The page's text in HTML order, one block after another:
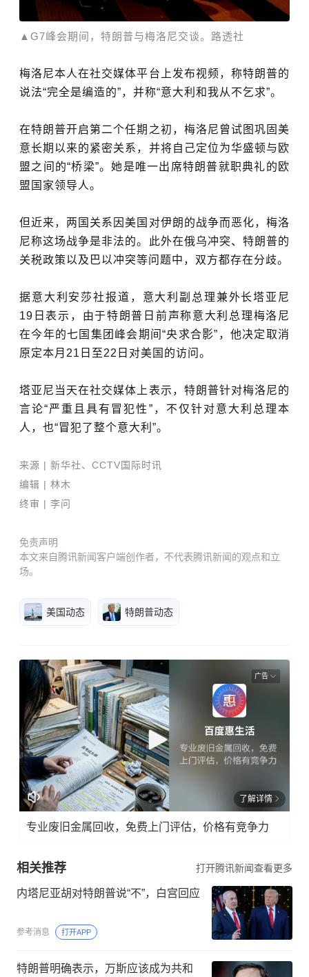
▲ G7峰会期间，特朗普与梅洛尼交谈。路透社
梅洛尼本人在社交媒体平台上发布视频，称特朗普的
说法“完全是编造的”，并称“意大利和我从不乞求”。
在特朗普开启第二个任期之初，梅洛尼曾试图巩固美
意长期以来的紧密关系，并将自己定位为华盛顿与欧
盟之间的“桥梁”。她是唯一出席特朗普就职典礼的欧
盟国家领导人。
但近来，两国关系因美国对伊朗的战争而恶化，梅洛
尼称这场战争是非法的。此外在俄乌冲突、特朗普的
关税政策以及 巴以冲突等问题中，双方都存在分歧。
据意大利安莎社报道，意大利副总理兼外长塔亚尼
19日表示，由于特朗普日前声称意大利总理梅洛尼
在今年的七国集团峰会期间“央求合影”，他决定取消
原定本月21日至22日对美国的访问。
塔亚尼当天在社交媒体上表示，特朗普针对梅洛尼的
言论“严重且具有冒犯性”，不仅针对意大利总理本
人，也“冒犯了整个意大利”。
来源 | 新华社、CCTV国际时讯
编辑 | 林木
终审 | 李问
免责声明
本文来自腾讯新闻客户端创作者，不代表腾讯新闻的观点和立
场。
美国动态 特朗普动态
广告
了解详情
专业废旧金属回收，免费上门评估，价格有竞争力
相关推荐 打开腾讯新闻查看更多
内塔尼亚胡对特朗普说“不”，白宫回应
参考消息 打开APP
特朗普明确表示，万斯应该成为共和